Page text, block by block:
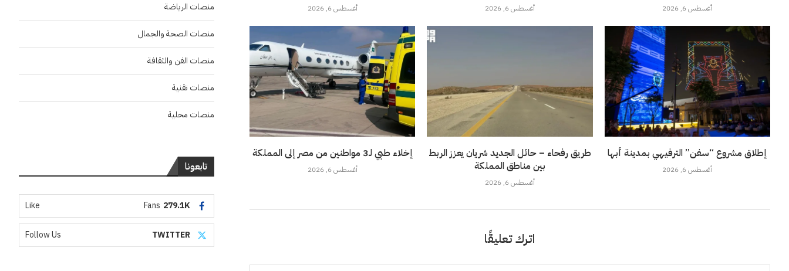
أغسطس 6, 2026 أغسطس 6, 2026 أغسطس 6, 2026
إخلاء طبي لـ3 مواطنين من مصر إلى المملكة
أغسطس 6, 2026
طريق رفحاء – حائل الجديد شريان يعزز الربط
بين مناطق المملكة
أغسطس 6, 2026
إطلاق مشروع “سفن” الترفيهي بمدينة أبها
أغسطس 6, 2026
اترك تعليقًا
منصات الرياضة
منصات الصحة والجمال
منصات الفن والثقافة
منصات تقنية
منصات محلية
تابعونا
279.1K
Fans
Like
TWITTER
Follow Us